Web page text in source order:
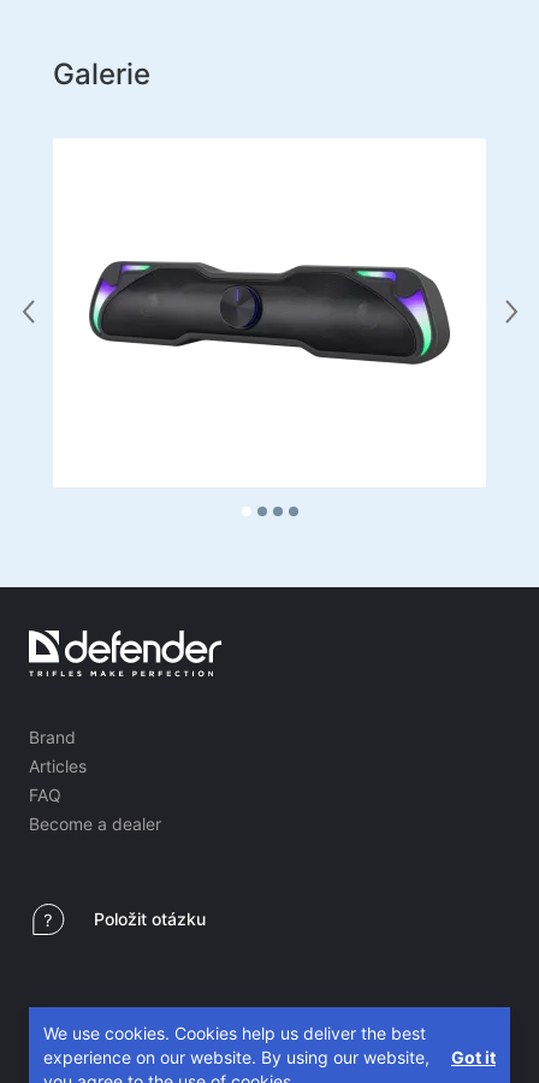
Galerie
Brand
Articles
FAQ
Become a dealer
Položit otázku
We use cookies. Cookies help us deliver the best
experience on our website. By using our website,
Got it